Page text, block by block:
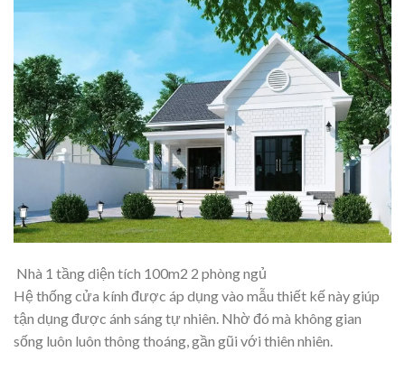
Nhà 1 tầng diện tích 100m2 2 phòng ngủ
Hệ thống cửa kính được áp dụng vào mẫu thiết kế này giúp
tận dụng được ánh sáng tự nhiên. Nhờ đó mà không gian
sống luôn luôn thông thoáng, gần gũi với thiên nhiên.